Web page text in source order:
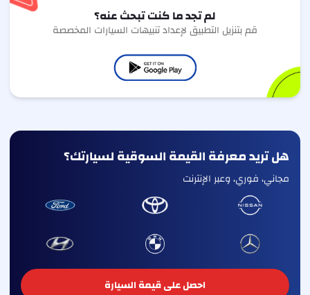
لم تجد ما كنت تبحث عنه؟
قم بتنزيل التطبيق لإعداد تنبيهات السيارات المخصصة
هل تريد معرفة القيمة السوقية لسيارتك؟
مجاني، فوري، وعبر الإنترنت
احصل على قيمة السيارة